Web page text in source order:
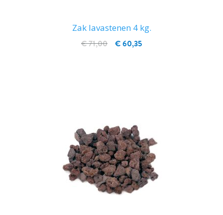
Zak lavastenen 4 kg.
€ 60,35
€ 71,00